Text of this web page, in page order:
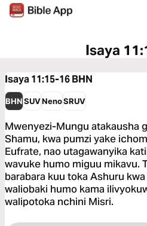
Isaya
Isaya 11:15-16BHN
BHNSUVNenoSRUV
Mwenyezi-Mungu atakausha
Shamu, kwa pumzi yake
Eufrate, nao utagawanyika
wavuke humo miguu mikavu.
barabara kuu toka Ashuru
waliobaki humo kama
walipotoka nchini Misri.